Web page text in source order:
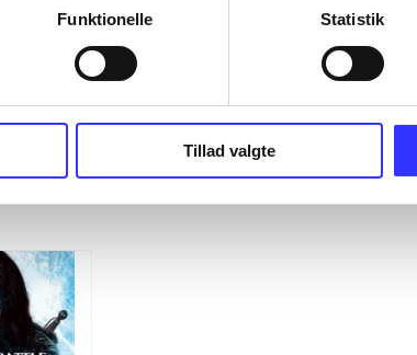
Funktionelle Statistik
Tillad valgte